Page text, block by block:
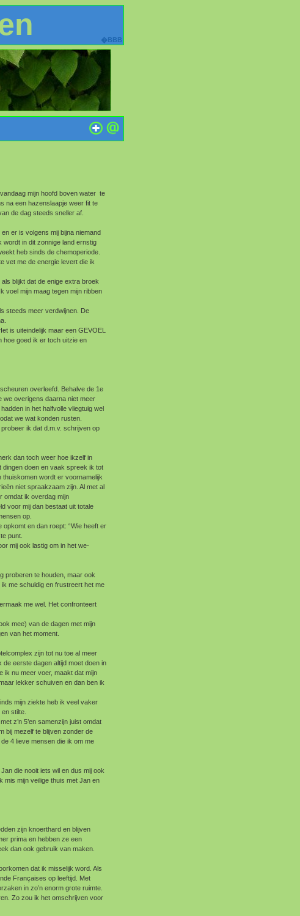
�BBB
mijn hoofd boven water te
na een hazenslaapje weer fit te
de dag steeds sneller af.
er is volgens mij bijna niemand
wordt in dit zonnige land ernstig
heb sinds de chemoperiode.
vet me de energie levert die ik
blijkt dat de enige extra broek
voel mijn maag tegen mijn ribben
steeds meer verdwijnen. De
is uiteindelijk maar een GEVOEL
hoe goed ik er toch uitzie en
overleefd. Behalve de 1e
we overigens daarna niet meer
in het halfvolle vliegtuig wel
we wat konden rusten.
ik dat d.m.v. schrijven op
dan toch weer hoe ikzelf in
dingen doen en vaak spreek ik tot
thuiskomen wordt er voornamelijk
niet spraakzaam zijn. Al met al
omdat ik overdag mijn
voor mij dan bestaat uit totale
op.
en dan roept: “Wie heeft er
punt.
mij ook lastig om in het we-
proberen te houden, maar ook
me schuldig en frustreert het me
me wel. Het confronteert
mee) van de dagen met mijn
van het moment.
zijn tot nu toe al meer
eerste dagen altijd moet doen in
ik nu meer voer, maakt dat mijn
lekker schuiven en dan ben ik
mijn ziekte heb ik veel vaker
stilte.
z’n 5’en samenzijn juist omdat
bij mezelf te blijven zonder de
4 lieve mensen die ik om me
die nooit iets wil en dus mij ook
mis mijn veilige thuis met Jan en
zijn knoerthard en blijven
prima en hebben ze een
dan ook gebruik van maken.
dat ik misselijk word. Als
Françaises op leeftijd. Met
in zo’n enorm grote ruimte.
Zo zou ik het omschrijven voor